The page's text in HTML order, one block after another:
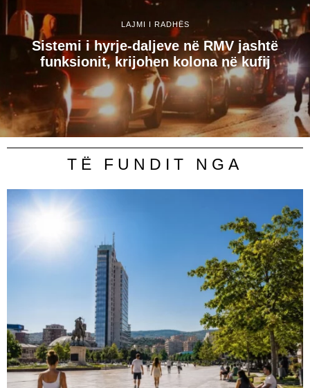
LAJMI I RADHËS
Sistemi i hyrje-daljeve në RMV jashtë
funksionit, krijohen kolona në kufij
TË FUNDIT NGA